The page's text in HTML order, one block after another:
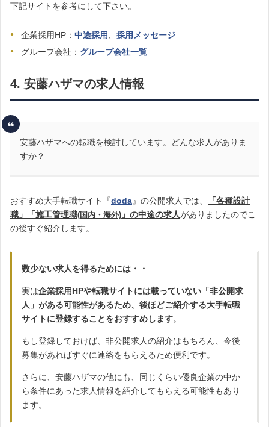
下記サイトを参考にして下さい。
企業採用HP： 中途採用
採用メッセージ
グループ会社： グループ会社一覧
4. 安藤ハザマの求人情報
安藤ハザマへの転職を検討しています。どんな求人がありま
すか？
おすすめ大手転職サイト『doda』の公開求人では、
「各種設計
職」「施工管理職(国内・海外) 」の中途の求人がありましたのでこ
の後すぐ紹介します。
数少ない求人を得るためには・・
実は企業採用HPや転職サイトには載っていない「非公開求
人」がある可能性があるため、後ほどご紹介する大手転職
サイトに登録することをおすすめします。
もし登録しておけば、非公開求人の紹介はもちろん、今後
募集があればすぐに連絡をもらえるため便利です。
さらに、安藤ハザマの他にも、同じくらい優良企業の中か
ら条件にあった求人情報を紹介してもらえる可能性もあり
ます。